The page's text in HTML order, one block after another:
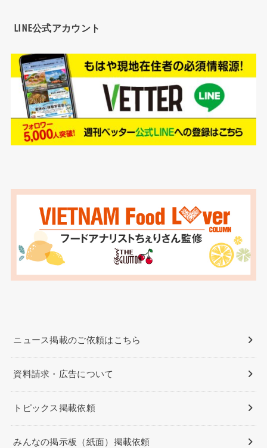
LINE公式アカウント
ニュース掲載のご依頼はこちら
資料請求・広告について
トピックス掲載依頼
みんなの掲示板（紙面）掲載依頼